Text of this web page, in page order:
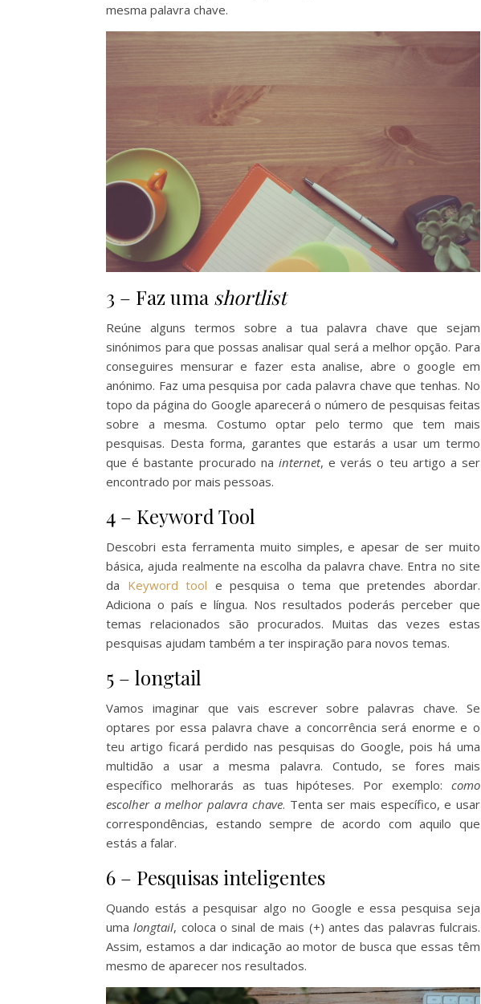
mesma palavra chave.
3 – Faz uma shortlist
Reúne alguns termos sobre a tua palavra chave que sejam
sinónimos para que possas analisar qual será a melhor opção. Para
conseguires mensurar e fazer esta analise, abre o google em
anónimo. Faz uma pesquisa por cada palavra chave que tenhas. No
topo da página do Google aparecerá o número de pesquisas feitas
sobre a mesma. Costumo optar pelo termo que tem mais
pesquisas. Desta forma, garantes que estarás a usar um termo
que é bastante procurado na internet, e verás o teu artigo a ser
encontrado por mais pessoas.
4 – Keyword Tool
Descobri esta ferramenta muito simples, e apesar de ser muito
básica, ajuda realmente na escolha da palavra chave. Entra no site
da Keyword tool e pesquisa o tema que pretendes abordar.
Adiciona o país e língua. Nos resultados poderás perceber que
temas relacionados são procurados. Muitas das vezes estas
pesquisas ajudam também a ter inspiração para novos temas.
5 – longtail
Vamos imaginar que vais escrever sobre palavras chave. Se
optares por essa palavra chave a concorrência será enorme e o
teu artigo ficará perdido nas pesquisas do Google, pois há uma
multidão a usar a mesma palavra. Contudo, se fores mais
específico melhorarás as tuas hipóteses. Por exemplo: como
escolher a melhor palavra chave. Tenta ser mais específico, e usar
correspondências, estando sempre de acordo com aquilo que
estás a falar.
6 – Pesquisas inteligentes
Quando estás a pesquisar algo no Google e essa pesquisa seja
umalongtail, coloca o sinal de mais (+) antes das palavras fulcrais.
Assim, estamos a dar indicação ao motor de busca que essas têm
mesmo de aparecer nos resultados.